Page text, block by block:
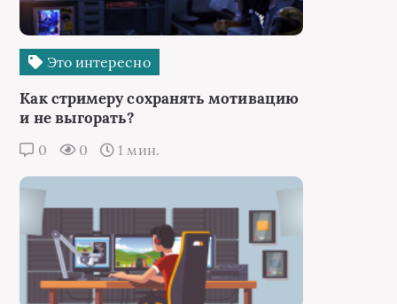
Это интересно
Как стримеру сохранять мотивацию
и не выгорать?
0 0 1 мин.